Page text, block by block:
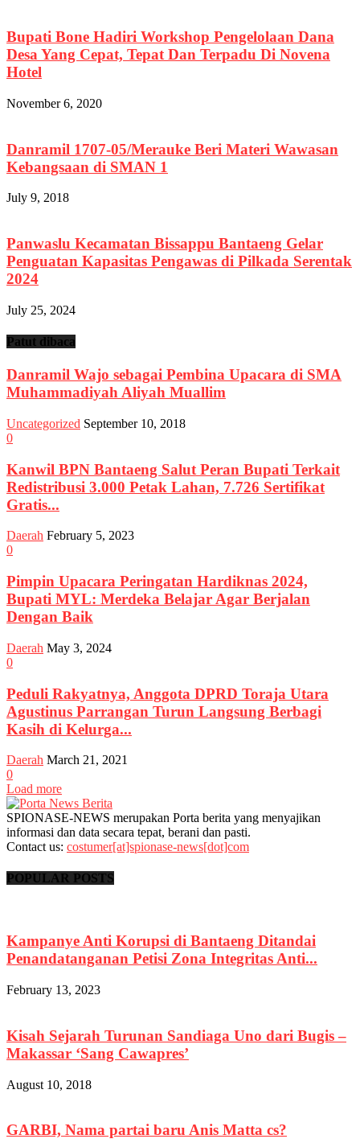
Bupati Bone Hadiri Workshop Pengelolaan Dana
Desa Yang Cepat, Tepat Dan Terpadu Di Novena
Hotel
November 6, 2020
Danramil 1707-05/Merauke Beri Materi Wawasan
Kebangsaan di SMAN 1
July 9, 2018
Panwaslu Kecamatan Bissappu Bantaeng Gelar
Penguatan Kapasitas Pengawas di Pilkada Serentak
2024
July 25, 2024
Patut dibaca
Danramil Wajo sebagai Pembina Upacara di SMA
Muhammadiyah Aliyah Muallim
Uncategorized September 10, 2018
0
Kanwil BPN Bantaeng Salut Peran Bupati Terkait
Redistribusi 3.000 Petak Lahan, 7.726 Sertifikat
Gratis...
Daerah February 5, 2023
0
Pimpin Upacara Peringatan Hardiknas 2024,
Bupati MYL: Merdeka Belajar Agar Berjalan
Dengan Baik
Daerah May 3, 2024
0
Peduli Rakyatnya, Anggota DPRD Toraja Utara
Agustinus Parrangan Turun Langsung Berbagi
Kasih di Kelurga...
Daerah March 21, 2021
0
Load more
SPIONASE-NEWS merupakan Porta berita yang menyajikan
informasi dan data secara tepat, berani dan pasti.
Contact us: costumer[at]spionase-news[dot]com
POPULAR POSTS
Kampanye Anti Korupsi di Bantaeng Ditandai
Penandatanganan Petisi Zona Integritas Anti...
February 13, 2023
Kisah Sejarah Turunan Sandiaga Uno dari Bugis –
Makassar ‘Sang Cawapres’
August 10, 2018
GARBI, Nama partai baru Anis Matta cs?